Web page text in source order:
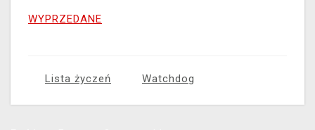
WYPRZEDANE
Lista życzeń Watchdog